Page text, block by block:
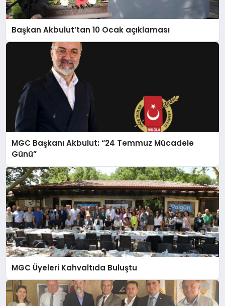
MUĞLA
Başkan Akbulut’tan 10 Ocak açıklaması
MGC Başkanı Akbulut: “24 Temmuz Mücadele
Günü”
MGC Üyeleri Kahvaltıda Buluştu